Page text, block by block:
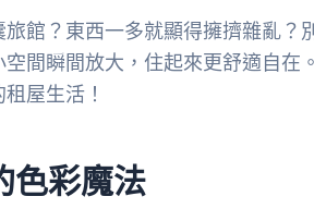
館？東西一多就顯得擁擠雜亂？
間瞬間放大，住起來更舒適自在
屋生活！
色彩魔法